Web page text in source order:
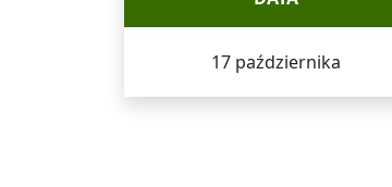
17 października